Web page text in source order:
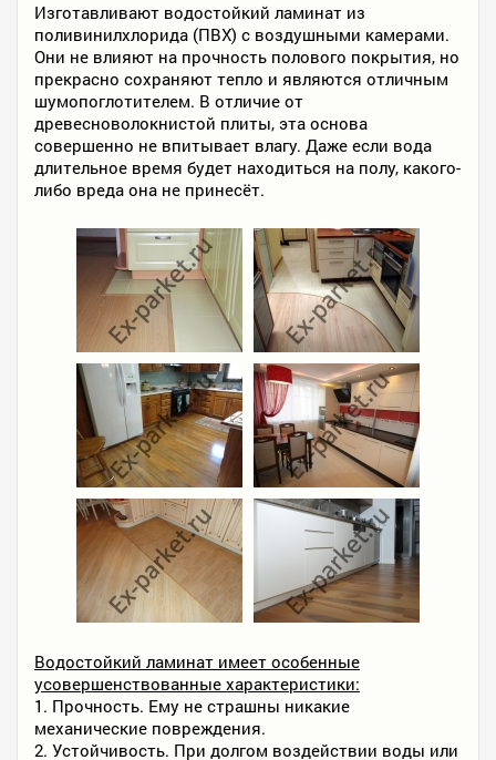
Изготавливают водостойкий ламинат из
поливинилхлорида (ПВХ) с воздушными камерами.
Они не влияют на прочность полового покрытия, но
прекрасно сохраняют тепло и являются отличным
шумопоглотителем. В отличие от
древесноволокнистой плиты, эта основа
совершенно не впитывает влагу. Даже если вода
длительное время будет находиться на полу, какого-
либо вреда она не принесёт.
Водостойкий ламинат имеет особенные
усовершенствованные характеристики:
1. Прочность. Ему не страшны никакие
механические повреждения.
2. Устойчивость. При долгом воздействии воды или